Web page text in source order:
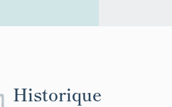
Historique